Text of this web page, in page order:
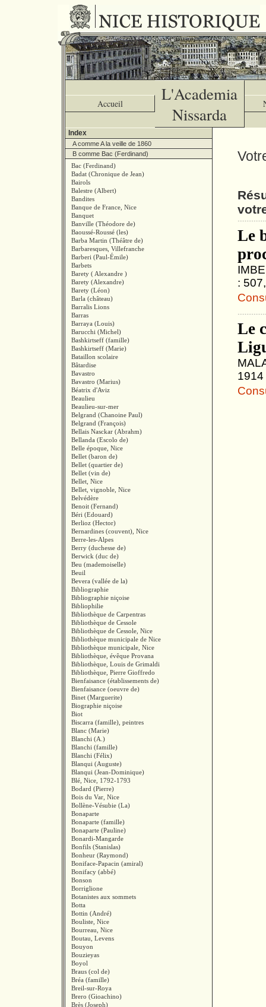
Accueil
L'Academia
Nissarda
Index
A comme A la veille de 1860
B comme Bac (Ferdinand)
Bac (Ferdinand)
Badat (Chronique de Jean)
Bairols
Balestre (Albert)
Bandites
Banque de France, Nice
Banquet
Banville (Théodore de)
Baoussé-Roussé (les)
Barba Martin (Théâtre de)
Barbaresques, Villefranche
Barberi (Paul-Émile)
Barbets
Barety ( Alexandre )
Barety (Alexandre)
Barety (Léon)
Barla (château)
Barralis Lions
Barras
Barraya (Louis)
Barucchi (Michel)
Bashkirtseff (famille)
Bashkirtseff (Marie)
Bataillon scolaire
Bâtardise
Bavastro
Bavastro (Marius)
Béatrix d'Aviz
Beaulieu
Beaulieu-sur-mer
Belgrand (Chanoine Paul)
Belgrand (François)
Bellais Nasckar (Abrahm)
Bellanda (Escolo de)
Belle époque, Nice
Bellet (baron de)
Bellet (quartier de)
Bellet (vin de)
Bellet, Nice
Bellet, vignoble, Nice
Belvédère
Benoit (Fernand)
Béri (Edouard)
Berlioz (Hector)
Bernardines (couvent), Nice
Berre-les-Alpes
Berry (duchesse de)
Berwick (duc de)
Beu (mademoiselle)
Beuil
Bevera (vallée de la)
Bibliographie
Bibliographie niçoise
Bibliophilie
Bibliothèque de Carpentras
Bibliothèque de Cessole
Bibliothèque de Cessole, Nice
Bibliothèque municipale de Nice
Bibliothèque municipale, Nice
Bibliothèque, évêque Provana
Bibliothèque, Louis de Grimaldi
Bibliothèque, Pierre Gioffredo
Bienfaisance (établissements de)
Bienfaisance (oeuvre de)
Binet (Marguerite)
Biographie niçoise
Biot
Biscarra (famille), peintres
Blanc (Marie)
Blanchi (A.)
Blanchi (famille)
Blanchi (Félix)
Blanqui (Auguste)
Blanqui (Jean-Dominique)
Blé, Nice, 1792-1793
Bodard (Pierre)
Bois du Var, Nice
Bollène-Vésubie (La)
Bonaparte
Bonaparte (famille)
Bonaparte (Pauline)
Bonardi-Mangarde
Bonfils (Stanislas)
Bonheur (Raymond)
Boniface-Papacin (amiral)
Bonifacy (abbé)
Bonson
Borriglione
Botanistes aux sommets
Botta
Bottin (André)
Bouliste, Nice
Bourreau, Nice
Boutau, Levens
Bouyon
Bouzieyas
Boyol
Braus (col de)
Bréa (famille)
Breil-sur-Roya
Brero (Gioachino)
Brès (Joseph)
Le
:
Le
1914